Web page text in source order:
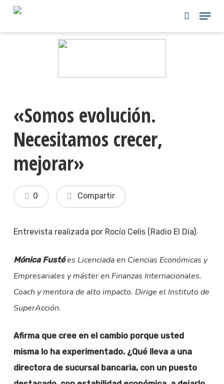
Skip
«Somos evolución.
Necesitamos crecer,
mejorar»
Compartir
0
Entrevista realizada por Rocío Celis (Radio El Día).
Mónica Fustées Licenciada en Ciencias Económicas y
Empresariales y máster en Finanzas Internacionales.
Coach y mentora de alto impacto. Dirige el Instituto de
SuperAcción.
Afirma que cree en el cambio porque usted
misma lo ha experimentado. ¿Qué lleva a una
directora de sucursal bancaria, con un puesto